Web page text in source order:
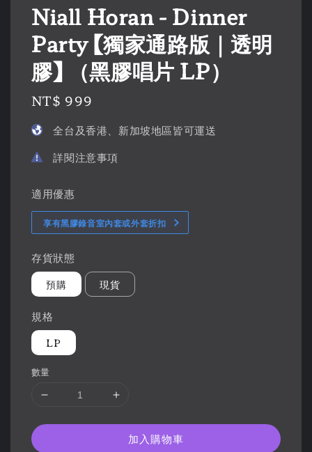
Niall Horan - Dinner
Party 【獨家通路版｜透明
膠】 （黑膠唱片 LP）
Regular
NT$ 999
全台及香港、新加坡地區皆可運送
詳閱注意事項
適用優惠
享有黑膠錄音室內套或外套折扣
存貨狀態
預購 現貨
規格
LP
數量
加入購物車